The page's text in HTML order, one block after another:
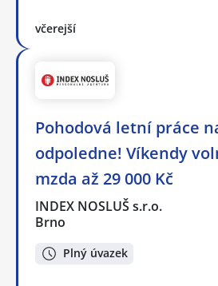
včerejší
Pohodová letní práce
odpoledne! Víkendy
mzda až 29 000 Kč
INDEX NOSLUŠ s.r.o.
Brno
Plný úvazek